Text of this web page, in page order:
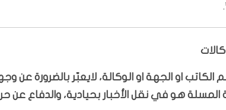
الكاتب او الجهة او الوكالة، لايعبّر بالضرورة
هو في نقل الأخبار بحيادية، والدفاع عن